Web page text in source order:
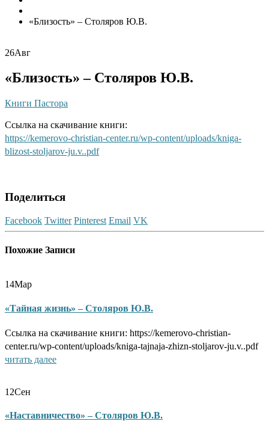
«Близость» – Столяров Ю.В.
26Авг
«Близость» – Столяров Ю.В.
Книги Пастора
Ссылка на скачивание книги:
https://kemerovo-christian-center.ru/wp-content/uploads/kniga-
blizost-stoljarov-ju.v..pdf
Поделиться
Facebook Twitter Pinterest Email VK
Похожие Записи
14Мар
«Тайная жизнь» – Столяров Ю.В.
Ссылка на скачивание книги: https://kemerovo-christian-
center.ru/wp-content/uploads/kniga-tajnaja-zhizn-stoljarov-ju.v..pdf
читать далее
12Сен
«Наставничество» – Столяров Ю.В.